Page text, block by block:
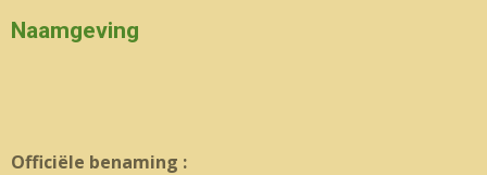
Naamgeving
Officiële benaming :